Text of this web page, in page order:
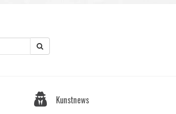
Kunstnews